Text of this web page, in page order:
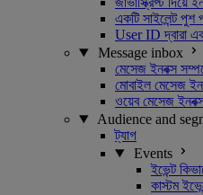
একটি সাইলেন্ট পুশ
User ID দ্বারা
Message inbox
মেসেজ ইনবক্স
মোবাইল মেসেজ
ওয়েব মেসেজ
Audience and
ট্যাগ
Events
ইভেন্ট
কাস্টম